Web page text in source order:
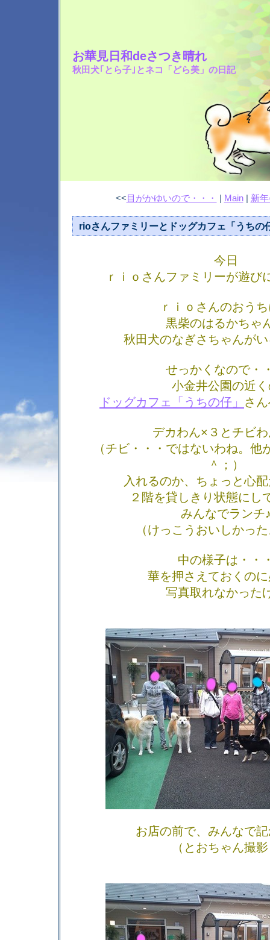
お華見日和deさつき晴れ
秋田犬｢とら子｣とネコ「どら美」の日記
<<目がかゆいので・・・ | Main| 新
rioさんファミリーとドッグカフェ「うちの
今日
ｒｉｏさんファミリーが遊び
ｒｉｏさんのおう
黒柴のはるかちゃ
秋田犬のなぎさちゃんが
せっかくなので・
小金井公園の近
ドッグカフェ「うちの仔」 さ
デカわん×３とチビ
（チビ・・・ではないわね。他
＾；）
入れるのか、ちょっと心
２階を貸しきり状態にし
みんなでランチ
（けっこうおいしかっ
中の様子は・・
華を押さえておくの
写真取れなかった
お店の前で、みんなで
（とおちゃん撮